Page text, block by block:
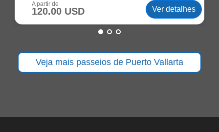
A partir de
120.00 USD Ver detalhes
Veja mais passeios de Puerto Vallarta